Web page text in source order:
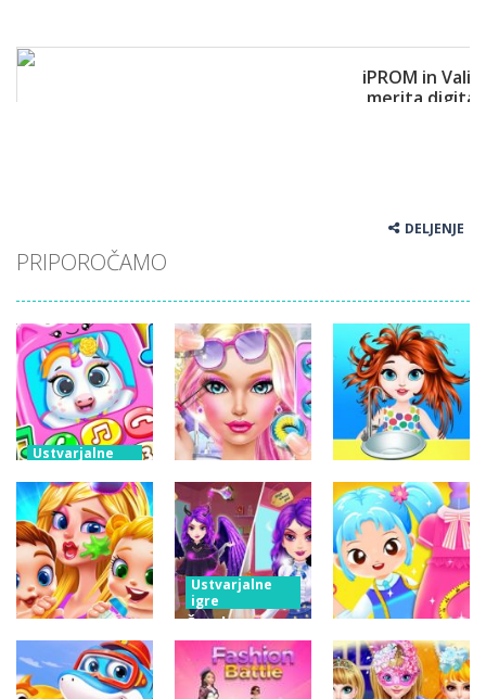
DELJENJE
PRIPOROČAMO
Ustvarjalne
Mobilni
telefon Baby
Princess
Unicorn
Ustvarjalne
igre
Fashion Doll
Diversity
Salon
Ustvarjalne
igre
Baby Taylor
nazaj v šolo
Ustvarjalne
Skrb za moje
Ustvarjalne
igre
Čarobna
srednješolska
kraljica
Ustvarjalne
igre